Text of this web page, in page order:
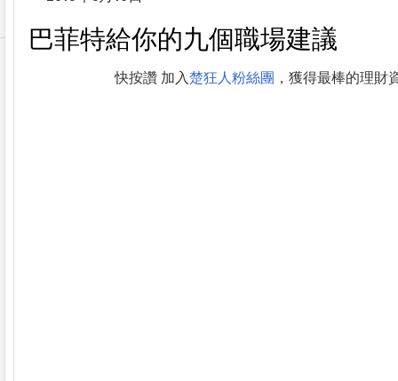
巴菲特給你的九個職場建議
快按讚 加入楚狂人粉絲團 ，獲得最棒的理財